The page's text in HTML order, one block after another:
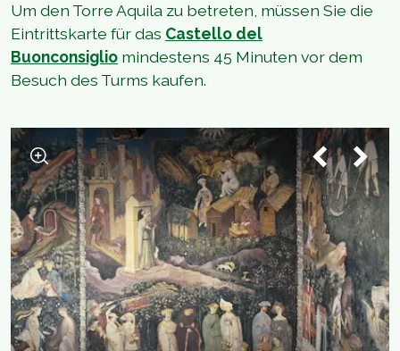
Um den Torre Aquila zu betreten, müssen Sie die
Eintrittskarte für das Castello del
Buonconsiglio mindestens 45 Minuten vor dem
Besuch des Turms kaufen.